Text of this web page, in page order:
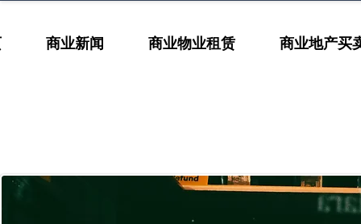
商业新闻 商业物业租赁 商业地产买